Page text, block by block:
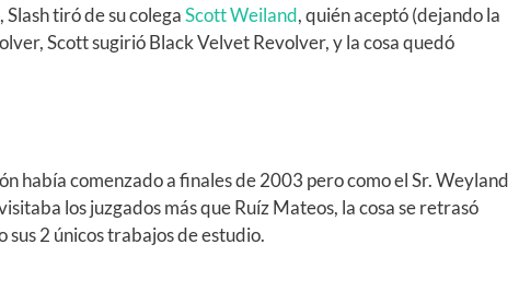
tiró de su colegaScott Weiland, quién aceptó (dejando la
Scott sugirió Black Velvet Revolver, y la cosa quedó
había comenzado a finales de 2003 pero como el Sr. Weyland
los juzgados más que Ruíz Mateos, la cosa se retrasó
2 únicos trabajos de estudio.